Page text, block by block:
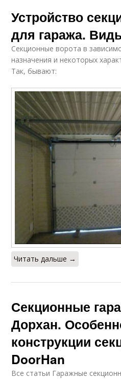
Устройство
для гаража.
Секционные ворота в
назначения и некоторых
Так, бывают:
Читать дальше →
Секционные
Дорхан.
конструкции
DoorHan
Все статьи Гаражные